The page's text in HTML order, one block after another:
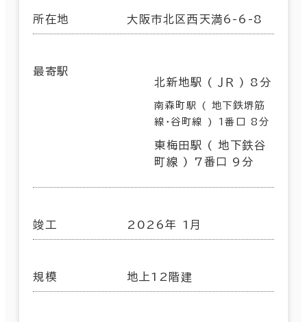
所在地 大阪市北区西天満6-6-8
最寄駅
北新地駅 ( ＪＲ ) 8分
南森町駅 ( 地下鉄堺筋
線･谷町線 ) 1番口 8分
東梅田駅 ( 地下鉄谷
町線 ) 7番口 9分
竣工 2026年 1月
規模 地上12階建